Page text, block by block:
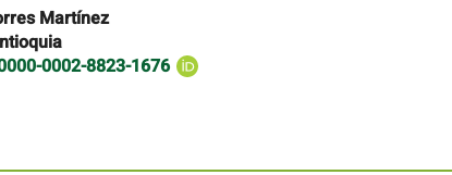
Martínez
0002-8823-1676